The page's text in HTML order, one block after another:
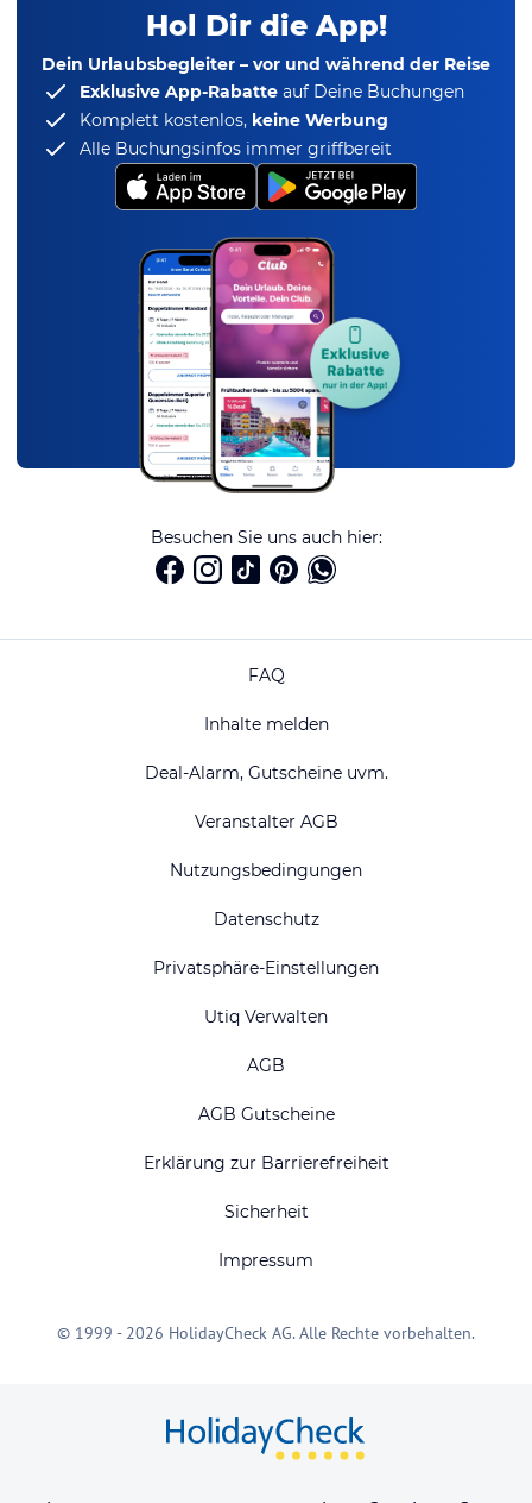
Hol Dir die App!
Dein Urlaubsbegleiter – vor und während der Reise
Exklusive App-Rabatte auf Deine Buchungen
Komplett kostenlos, keine Werbung
Alle Buchungsinfos immer griffbereit
Besuchen Sie uns auch hier:
FAQ
Inhalte melden
Deal-Alarm, Gutscheine uvm.
Veranstalter AGB
Nutzungsbedingungen
Datenschutz
Privatsphäre-Einstellungen
Utiq Verwalten
AGB
AGB Gutscheine
Erklärung zur Barrierefreiheit
Sicherheit
Impressum
© 1999 - 2026 HolidayCheck AG. Alle Rechte vorbehalten.